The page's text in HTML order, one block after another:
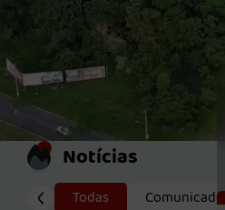
Notícias
Todas Comunicado